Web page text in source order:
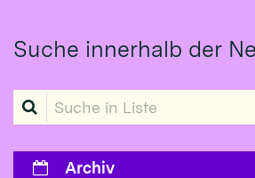
Suche innerhalb der
Suche in Liste
Archiv